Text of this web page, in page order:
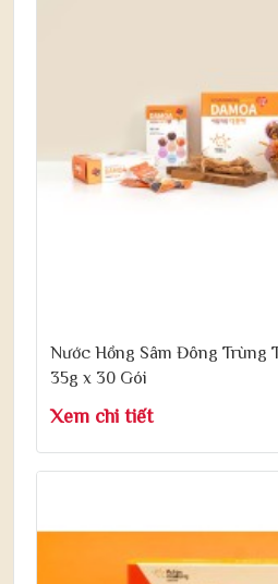
Nước Hồng Sâm Đông Trùng
35g x 30 Gói
Xem chi tiết